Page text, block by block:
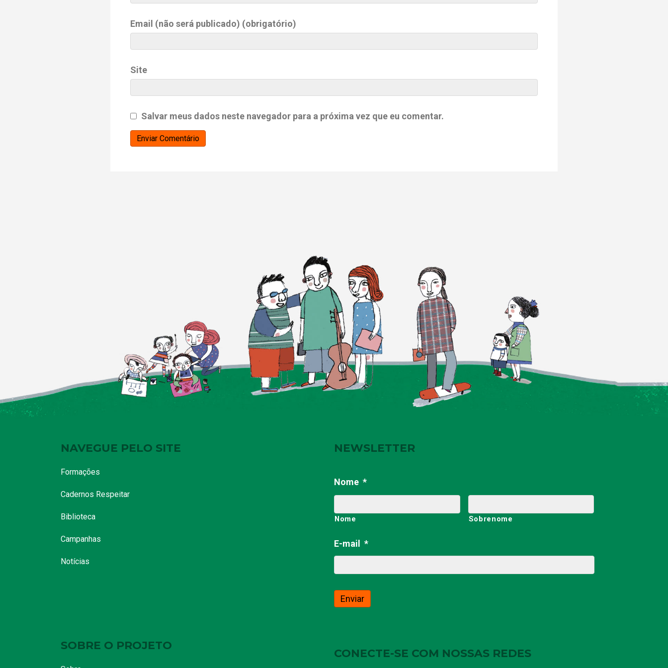
Email (não será publicado) (obrigatório)
Site
Salvar meus dados neste navegador para a próxima vez que eu comentar.
NAVEGUE PELO SITE
Formações
Cadernos Respeitar
Biblioteca
Campanhas
Notícias
SOBRE O PROJETO
NEWSLETTER
Nome *
Nome Sobrenome
E-mail *
CONECTE-SE COM NOSSAS REDES